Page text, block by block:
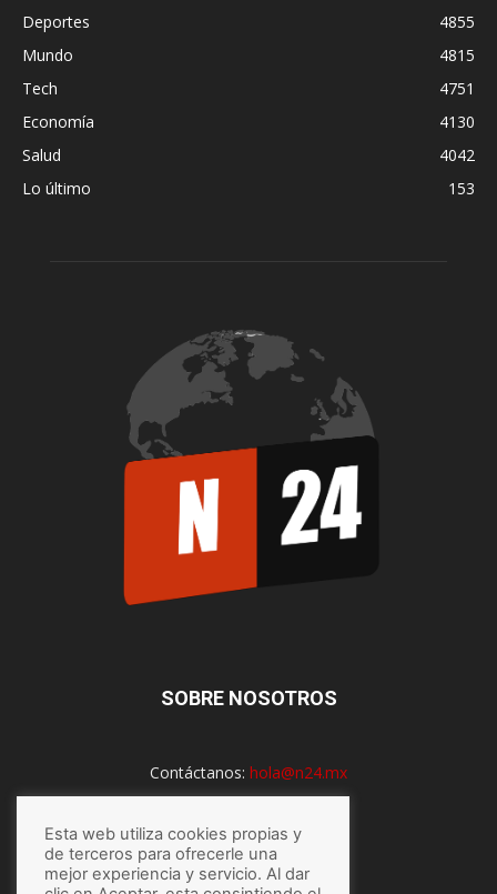
Deportes
4855
Mundo
4815
Tech
4751
Economía
4130
Salud
4042
Lo último
153
SOBRE NOSOTROS
Contáctanos: hola@n24.mx
SÍGUENOS
Esta web utiliza cookies propias y
de terceros para ofrecerle una
mejor experiencia y servicio. Al dar